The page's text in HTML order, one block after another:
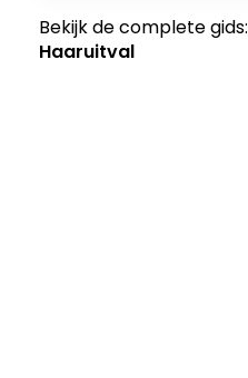
Bekijk de complete gids:
Haaruitval